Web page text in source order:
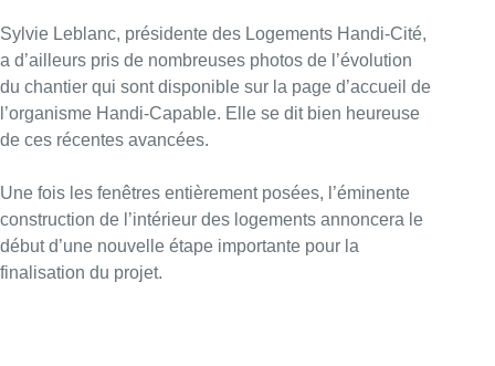
Sylvie Leblanc, présidente des Logements Handi-Cité,
a d’ailleurs pris de nombreuses photos de l’évolution
du chantier qui sont disponible sur la page d’accueil de
l’organisme Handi-Capable. Elle se dit bien heureuse
de ces récentes avancées.
Une fois les fenêtres entièrement posées, l’éminente
construction de l’intérieur des logements annoncera le
début d’une nouvelle étape importante pour la
finalisation du projet.